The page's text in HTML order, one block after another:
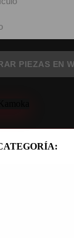
PIEZAS EN